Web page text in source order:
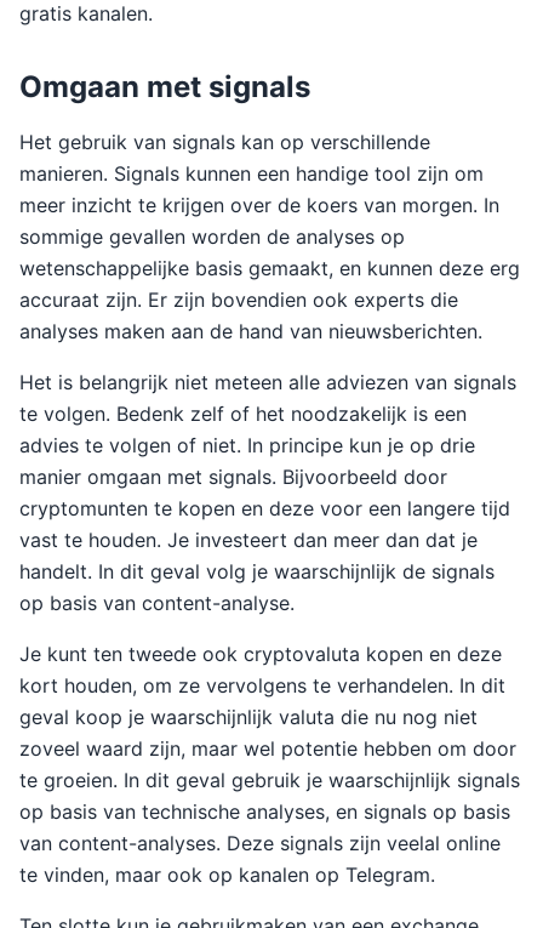
gratis kanalen.
Omgaan met signals
Het gebruik van signals kan op verschillende
manieren. Signals kunnen een handige tool zijn om
meer inzicht te krijgen over de koers van morgen. In
sommige gevallen worden de analyses op
wetenschappelijke basis gemaakt, en kunnen deze erg
accuraat zijn. Er zijn bovendien ook experts die
analyses maken aan de hand van nieuwsberichten.
Het is belangrijk niet meteen alle adviezen van signals
te volgen. Bedenk zelf of het noodzakelijk is een
advies te volgen of niet. In principe kun je op drie
manier omgaan met signals. Bijvoorbeeld door
cryptomunten te kopen en deze voor een langere tijd
vast te houden. Je investeert dan meer dan dat je
handelt. In dit geval volg je waarschijnlijk de signals
op basis van content-analyse.
Je kunt ten tweede ook cryptovaluta kopen en deze
kort houden, om ze vervolgens te verhandelen. In dit
geval koop je waarschijnlijk valuta die nu nog niet
zoveel waard zijn, maar wel potentie hebben om door
te groeien. In dit geval gebruik je waarschijnlijk signals
op basis van technische analyses, en signals op basis
van content-analyses. Deze signals zijn veelal online
te vinden, maar ook op kanalen op Telegram.